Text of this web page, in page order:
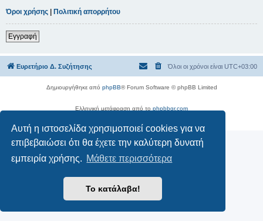
Αυτή η ιστοσελίδα χρησιμοποιεί cookies για να
επιβεβαιώσει ότι θα έχετε την καλύτερη δυνατή
εμπειρία χρήσης. Μάθετε περισσότερα
Το κατάλαβα!
Όροι χρήσης | Πολιτική απορρήτου
Εγγραφή
Ευρετήριο Δ. Συζήτησης Όλοι οι χρόνοι είναι UTC+03:00
Δημιουργήθηκε από phpBB® Forum Software © phpBB Limited
Ελληνική μετάφραση από το phpbbgr.com